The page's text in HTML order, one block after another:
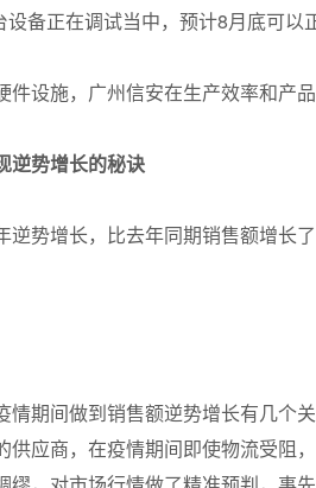
备正在调试当中，预计8月底可
件设施，广州信安在生产效率和产
逆势增长的秘诀
逆势增长，比去年同期销售额增长
情期间做到销售额逆势增长有几个
供应商，在疫情期间即使物流受阻